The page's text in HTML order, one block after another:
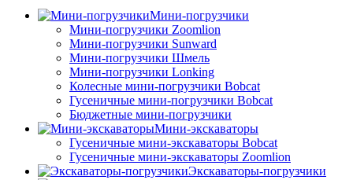
Мини-погрузчики
Мини-погрузчики Zoomlion
Мини-погрузчики Sunward
Мини-погрузчики Шмель
Мини-погрузчики Lonking
Колесные мини-погрузчики Bobcat
Гусеничные мини-погрузчики Bobcat
Бюджетные мини-погрузчики
Мини-экскаваторы
Гусеничные мини-экскаваторы Bobcat
Гусеничные мини-экскаваторы Zoomlion
Экскаваторы-погрузчики